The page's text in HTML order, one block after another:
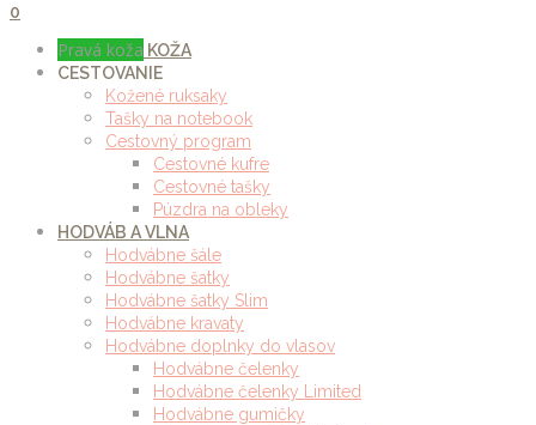
0
Pravá koža KOŽA
CESTOVANIE
Kožené ruksaky
Tašky na notebook
Cestovný program
Cestovné kufre
Cestovné tašky
Púzdra na obleky
HODVÁB A VLNA
Hodvábne šále
Hodvábne šatky
Hodvábne šatky Slim
Hodvábne kravaty
Hodvábne doplnky do vlasov
Hodvábne čelenky
Hodvábne čelenky Limited
Hodvábne gumičky